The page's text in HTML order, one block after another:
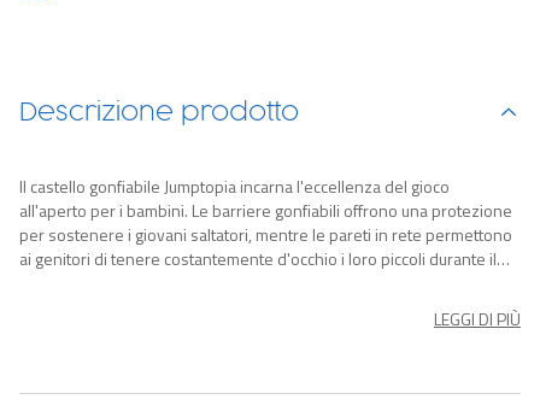
Descrizione prodotto
Il castello gonfiabile Jumptopia incarna l'eccellenza del gioco
all'aperto per i bambini. Le barriere gonfiabili offrono una protezione
per sostenere i giovani saltatori, mentre le pareti in rete permettono
ai genitori di tenere costantemente d'occhio i loro piccoli durante il
qualsiasi stagione, sia all'interno che all'esterno. Durante i mesi estivi,
LEGGI DI PIÙ